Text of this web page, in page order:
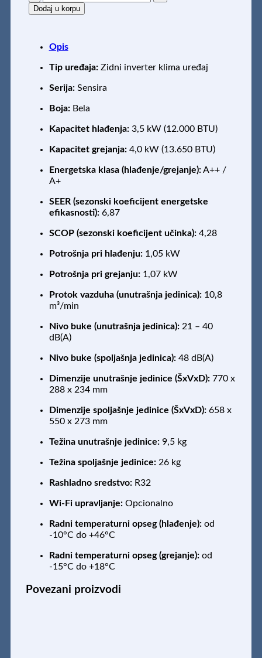
FTXC35D
/
Dodaj u korpu
Opis
Tip uređaja: Zidni inverter klima uređaj
Serija: Sensira
Boja:Bela
Kapacitet hlađenja: 3,5 kW (12.000 BTU)
Kapacitet grejanja: 4,0 kW (13.650 BTU)
Energetska klasa (hlađenje/grejanje): A++ /
A+
SEER (sezonski koeficijent energetske
efikasnosti):6,87
SCOP (sezonski koeficijent učinka):4,28
Potrošnja pri hlađenju: 1,05 kW
Potrošnja pri grejanju: 1,07 kW
Protok vazduha (unutrašnja jedinica): 10,8
m³/min
Nivo buke (unutrašnja jedinica): 21 – 40
dB(A)
Nivo buke (spoljašnja jedinica): 48 dB(A)
Dimenzije unutrašnje jedinice (ŠxVxD): 770 x
288 x 234 mm
Dimenzije spoljašnje jedinice (ŠxVxD): 658 x
550 x 273 mm
Težina unutrašnje jedinice: 9,5 kg
Težina spoljašnje jedinice: 26 kg
Rashladno sredstvo:R32
Wi-Fi upravljanje: Opcionalno
Radni temperaturni opseg (hlađenje): od
-10°C do +46°C
Radni temperaturni opseg (grejanje): od
-15°C do +18°C
Povezani proizvodi